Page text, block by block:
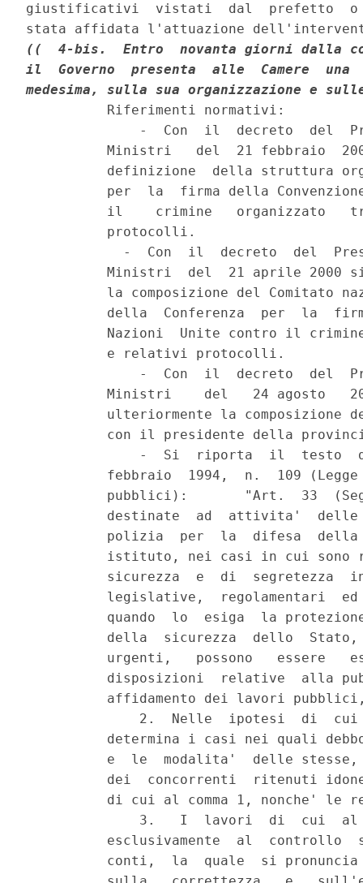
giustificativi  vistati  dal  prefetto  o
((  4-bis.  Entro  novanta giorni dalla
il  Governo  presenta  alle  Camere  una
medesima, sulla sua organizzazione e
          Riferimenti normativi:
-  Con  il  decreto  del
Ministri   del  21 febbraio
definizione  della struttura
per  la  firma della
il    crimine   organizzato
          protocolli.
-  Con  il  decreto  del
Ministri  del  21 aprile 2000
la composizione del Comitato
della  Conferenza  per  la
Nazioni  Unite contro il
          e relativi protocolli.
-  Con  il  decreto  del
Ministri    del   24 agosto
ulteriormente la composizione
con il presidente della
-  Si  riporta  il  testo
febbraio  1994,  n.  109
pubblici):       "Art.  33
destinate  ad  attivita'
polizia  per  la  difesa
istituto, nei casi in cui sono
sicurezza  e  di  segretezza
legislative,  regolamentari
quando  lo  esiga  la
della  sicurezza  dello
urgenti,   possono   essere
disposizioni  relative  alla
affidamento dei lavori
2.  Nelle  ipotesi  di
determina i casi nei quali
e  le  modalita'  delle
dei  concorrenti  ritenuti
di cui al comma 1, nonche' le
3.   I  lavori  di  cui
esclusivamente  al  controllo
conti,  la  quale  si